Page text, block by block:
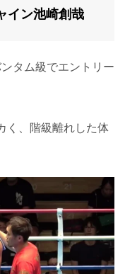
イン池崎創哉
タム級でエントリー
く、階級離れした体